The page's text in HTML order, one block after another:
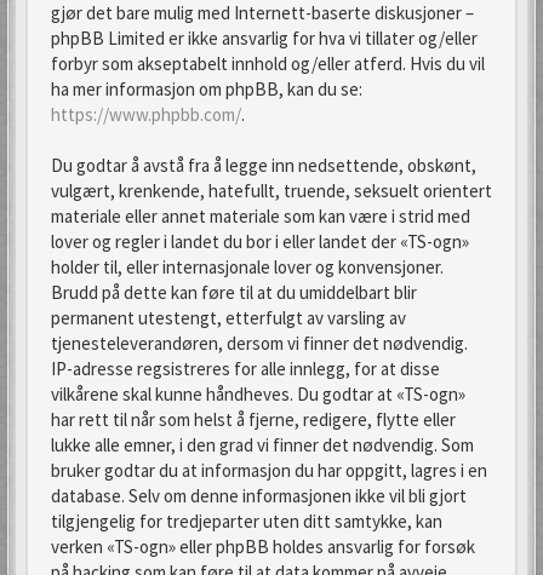
gjør det bare mulig med Internett-baserte diskusjoner –
phpBB Limited er ikke ansvarlig for hva vi tillater og/eller
forbyr som akseptabelt innhold og/eller atferd. Hvis du vil
ha mer informasjon om phpBB, kan du se:
https://www.phpbb.com/.
Du godtar å avstå fra å legge inn nedsettende, obskønt,
vulgært, krenkende, hatefullt, truende, seksuelt orientert
materiale eller annet materiale som kan være i strid med
lover og regler i landet du bor i eller landet der «TS-ogn»
holder til, eller internasjonale lover og konvensjoner.
Brudd på dette kan føre til at du umiddelbart blir
permanent utestengt, etterfulgt av varsling av
tjenesteleverandøren, dersom vi finner det nødvendig.
IP-adresse regsistreres for alle innlegg, for at disse
vilkårene skal kunne håndheves. Du godtar at «TS-ogn»
har rett til når som helst å fjerne, redigere, flytte eller
lukke alle emner, i den grad vi finner det nødvendig. Som
bruker godtar du at informasjon du har oppgitt, lagres i en
database. Selv om denne informasjonen ikke vil bli gjort
tilgjengelig for tredjeparter uten ditt samtykke, kan
verken «TS-ogn» eller phpBB holdes ansvarlig for forsøk